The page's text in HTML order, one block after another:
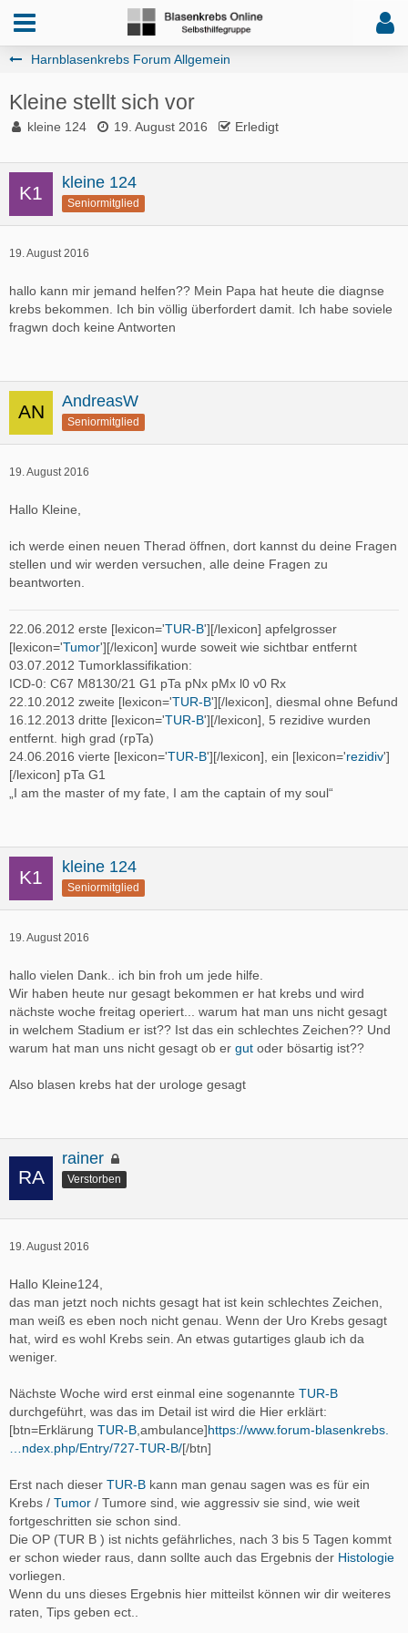
Harnblasenkrebs Forum Allgemein
Kleine stellt sich vor
kleine 124 19. August 2016 Erledigt
kleine 124
Seniormitglied
19. August 2016
hallo kann mir jemand helfen?? Mein Papa hat heute die diagnse
krebs bekommen. Ich bin völlig überfordert damit. Ich habe soviele
fragwn doch keine Antworten
AndreasW
Seniormitglied
19. August 2016
Hallo Kleine,
ich werde einen neuen Therad öffnen, dort kannst du deine Fragen
stellen und wir werden versuchen, alle deine Fragen zu
beantworten.
22.06.2012 erste [lexicon='TUR-B'][/lexicon] apfelgrosser
[lexicon='Tumor'][/lexicon] wurde soweit wie sichtbar entfernt
03.07.2012 Tumorklassifikation:
ICD-0: C67 M8130/21 G1 pTa pNx pMx l0 v0 Rx
22.10.2012 zweite [lexicon='TUR-B'][/lexicon], diesmal ohne Befund
16.12.2013 dritte [lexicon='TUR-B'][/lexicon], 5 rezidive wurden
entfernt. high grad (rpTa)
24.06.2016 vierte [lexicon='TUR-B'][/lexicon], ein [lexicon='rezidiv']
[/lexicon] pTa G1
„I am the master of my fate, I am the captain of my soul“
kleine 124
Seniormitglied
19. August 2016
hallo vielen Dank.. ich bin froh um jede hilfe.
Wir haben heute nur gesagt bekommen er hat krebs und wird
nächste woche freitag operiert... warum hat man uns nicht gesagt
in welchem Stadium er ist?? Ist das ein schlechtes Zeichen?? Und
warum hat man uns nicht gesagt ob er gut oder bösartig ist??
Also blasen krebs hat der urologe gesagt
rainer
Verstorben
19. August 2016
Hallo Kleine124,
das man jetzt noch nichts gesagt hat ist kein schlechtes Zeichen,
man weiß es eben noch nicht genau. Wenn der Uro Krebs gesagt
hat, wird es wohl Krebs sein. An etwas gutartiges glaub ich da
weniger.
Nächste Woche wird erst einmal eine sogenannte TUR-B
durchgeführt, was das im Detail ist wird die Hier erklärt:
[btn=Erklärung TUR-B ,ambulance]https://www.forum-blasenkrebs.
…ndex.php/Entry/727-TUR-B/[/btn]
Erst nach dieser TUR-B kann man genau sagen was es für ein
Krebs / Tumor / Tumore sind, wie aggressiv sie sind, wie weit
fortgeschritten sie schon sind.
Die OP (TUR B ) ist nichts gefährliches, nach 3 bis 5 Tagen kommt
er schon wieder raus, dann sollte auch das Ergebnis der Histologie
vorliegen.
Wenn du uns dieses Ergebnis hier mitteilst können wir dir weiteres
raten, Tips geben ect..